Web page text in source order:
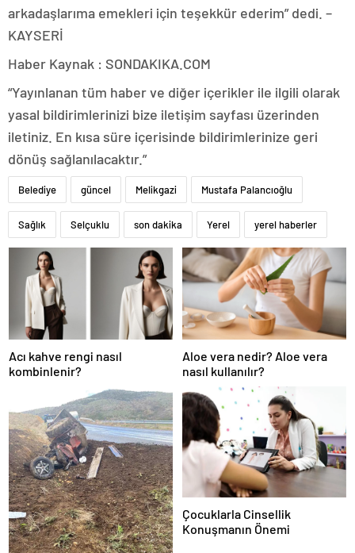
arkadaşlarıma emekleri için teşekkür ederim” dedi. –
KAYSERİ
Haber Kaynak : SONDAKIKA.COM
“Yayınlanan tüm haber ve diğer içerikler ile ilgili olarak
yasal bildirimlerinizi bize iletişim sayfası üzerinden
iletiniz. En kısa süre içerisinde bildirimlerinize geri
dönüş sağlanılacaktır.”
Belediye güncel Melikgazi Mustafa Palancıoğlu
Sağlık Selçuklu son dakika Yerel yerel haberler
Acı kahve rengi nasıl
kombinlenir?
Aloe vera nedir? Aloe vera
nasıl kullanılır?
Çocuklarla Cinsellik
Konuşmanın Önemi